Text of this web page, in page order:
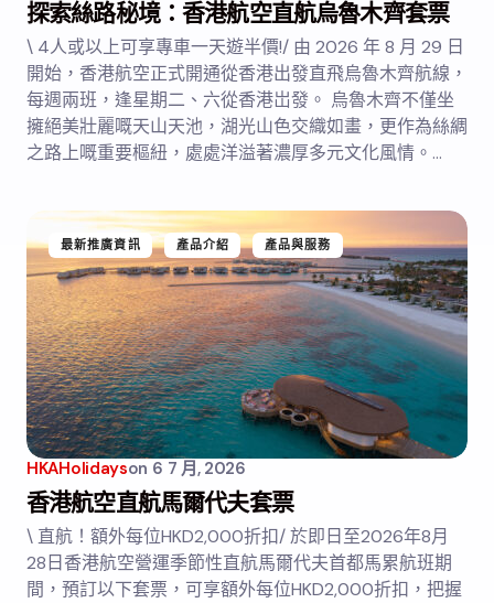
探索絲路秘境：香港航空直航烏魯木齊套票
\ 4人或以上可享專車一天遊半價!/ 由 2026 年 8 月 29 日
開始，香港航空正式開通從香港出發直飛烏魯木齊航線，
每週兩班，逢星期二、六從香港岀發。 烏魯木齊不僅坐
擁絕美壯麗嘅天山天池，湖光山色交織如畫，更作為絲綢
之路上嘅重要樞紐，處處洋溢著濃厚多元文化風情。…
最新推廣資訊 產品介紹 產品與服務
HKAHolidayson 6 7 月, 2026
香港航空直航馬爾代夫套票
\ 直航！額外每位HKD2,000折扣/ 於即日至2026年8月
28日香港航空營運季節性直航馬爾代夫首都馬累航班期
間，預訂以下套票，可享額外每位HKD2,000折扣，把握